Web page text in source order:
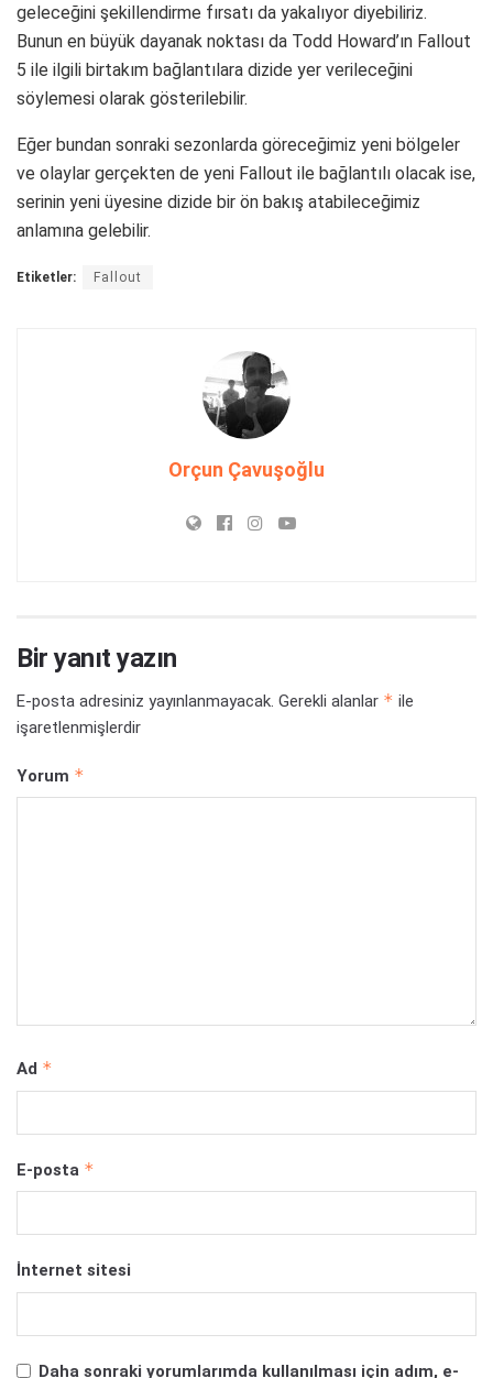
geleceğini şekillendirme fırsatı da yakalıyor diyebiliriz.
Bunun en büyük dayanak noktası da Todd Howard’ın Fallout
5 ile ilgili birtakım bağlantılara dizide yer verileceğini
söylemesi olarak gösterilebilir.
Eğer bundan sonraki sezonlarda göreceğimiz yeni bölgeler
ve olaylar gerçekten de yeni Fallout ile bağlantılı olacak ise,
serinin yeni üyesine dizide bir ön bakış atabileceğimiz
anlamına gelebilir.
Etiketler: Fallout
Orçun Çavuşoğlu
Bir yanıt yazın
E-posta adresiniz yayınlanmayacak. Gerekli alanlar * ile
işaretlenmişlerdir
Yorum *
Ad *
E-posta *
İnternet sitesi
Daha sonraki yorumlarımda kullanılması için adım, e-